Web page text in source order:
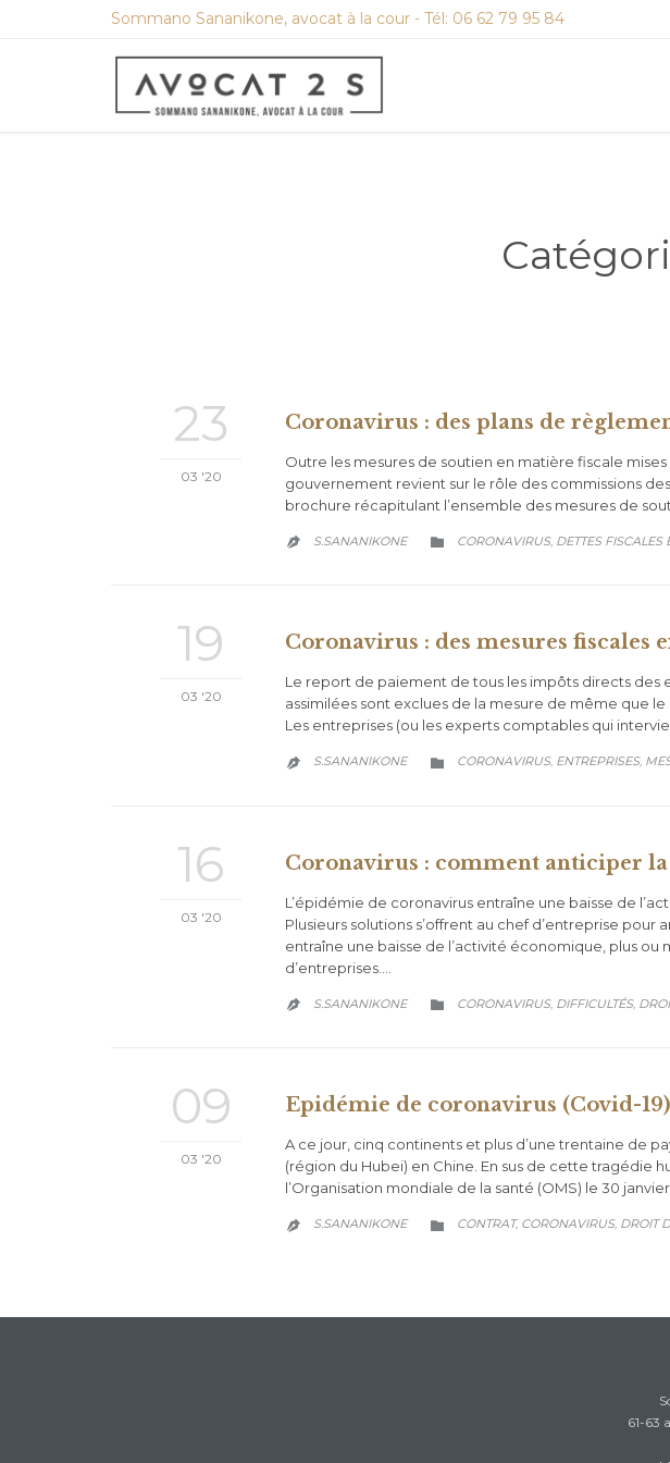
Sommano Sananikone, avocat à la cour - Tél: 06 62 79 95 84
23
03 '20
Coronavirus : des plans de
Outre les mesures de soutien en matière fiscale
gouvernement revient sur le rôle des commissions
brochure récapitulant l’ensemble des mesures de
 S.SANANIKONE  CATEGORY
CORONAVIRUS, DETTES FISCALES
19
03 '20
Coronavirus : des mesures fiscales
Le report de paiement de tous les impôts directs des
assimilées sont exclues de la mesure de même que
Les entreprises (ou les experts comptables qui
 S.SANANIKONE  CATEGORY
CORONAVIRUS, ENTREPRISES,
16
03 '20
Coronavirus : comment anticiper la
L’épidémie de coronavirus entraîne une baisse de
Plusieurs solutions s’offrent au chef d’entreprise
entraîne une baisse de l’activité économique, plus
d’entreprises….
 S.SANANIKONE  CATEGORY
CORONAVIRUS, DIFFICULTÉS,
09
03 '20
Epidémie de coronavirus (Covid-
A ce jour, cinq continents et plus d’une trentaine de
(région du Hubei) en Chine. En sus de cette tragédie
l’Organisation mondiale de la santé (OMS) le 30 janvier
 S.SANANIKONE  CATEGORY
CONTRAT, CORONAVIRUS, DROIT
61-63